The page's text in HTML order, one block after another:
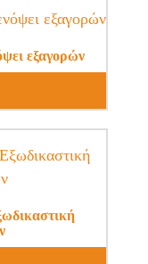
εξαγορών